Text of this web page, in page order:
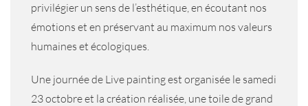
privilégier un sens de l’esthétique, en écoutant nos
émotions et en préservant au maximum nos valeurs
humaines et écologiques.
Une journée de Live painting est organisée le samedi
23 octobre et la création réalisée, une toile de grand